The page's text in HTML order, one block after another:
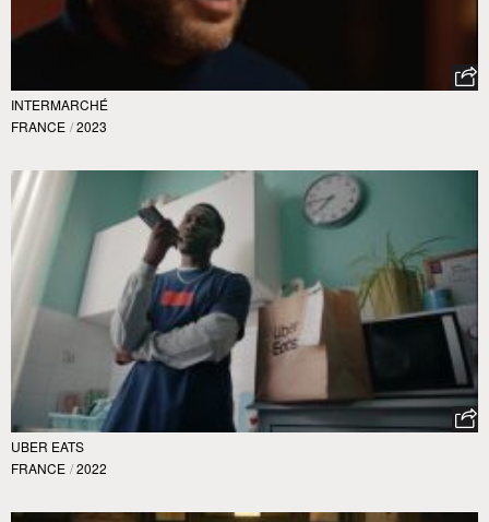
INTERMARCHÉ
FRANCE / 2023
UBER EATS
FRANCE / 2022